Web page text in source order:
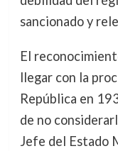
sancionado y
El
llegar con la
República en
de no
Jefe del Estado